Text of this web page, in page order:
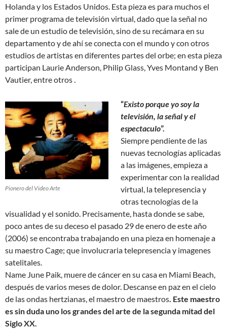
Holanda y los Estados Unidos. Esta pieza es para muchos el
primer programa de televisión virtual, dado que la señal no
sale de un estudio de televisión, sino de su recámara en su
departamento y de ahí se conecta con el mundo y con otros
estudios de artistas en diferentes partes del orbe; en esta pieza
participan Laurie Anderson, Philip Glass, Yves Montand y Ben
Vautier, entre otros .
Pionero del Video Arte
“Existo porque yo soy la
televisión, la señal y el
espectaculo”.
Siempre pendiente de las
nuevas tecnologías aplicadas
a las imágenes, empieza a
experimentar con la realidad
virtual, la telepresencia y
otras tecnologías de la
visualidad y el sonido. Precisamente, hasta donde se sabe,
poco antes de su deceso el pasado 29 de enero de este año
(2006) se encontraba trabajando en una pieza en homenaje a
su maestro Cage; que involucraria telepresencia y imagenes
satelitales.
Name June Paik, muere de cáncer en su casa en Miami Beach,
después de varios meses de dolor. Descanse en paz en el cielo
de las ondas hertzianas, el maestro de maestros. Este maestro
es sin duda uno los grandes del arte de la segunda mitad del
Siglo XX.